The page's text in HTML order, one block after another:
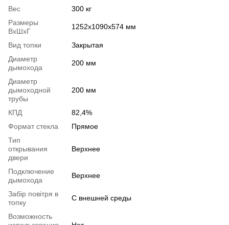
Вес
300 кг
Размеры
ВхШхГ
1252x1090x574 мм
Вид топки
Закрытая
Диаметр
дымохода
200 мм
Диаметр
дымоходной
трубы
200 мм
КПД
82,4%
Формат стекла
Прямое
Тип
открывания
двери
Верхнее
Подключение
дымохода
Верхнее
Забір повітря в
топку
С внешней среды
Возможность